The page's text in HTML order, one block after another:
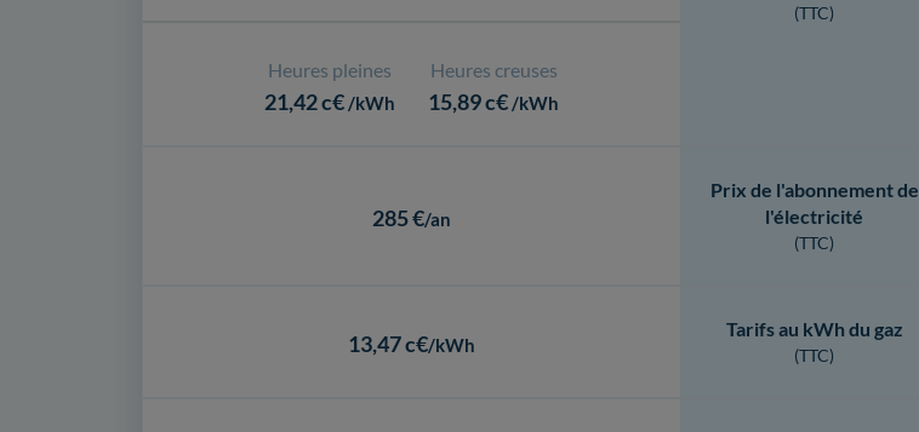
Heures pleines
21,42 c€ /kWh
Heures creuses
15,89 c€ /kWh
(TTC)
285 €/an
Prix de l'abonnement de
l'électricité
(TTC)
13,47 c€/kWh
Tarifs au kWh du gaz
(TTC)